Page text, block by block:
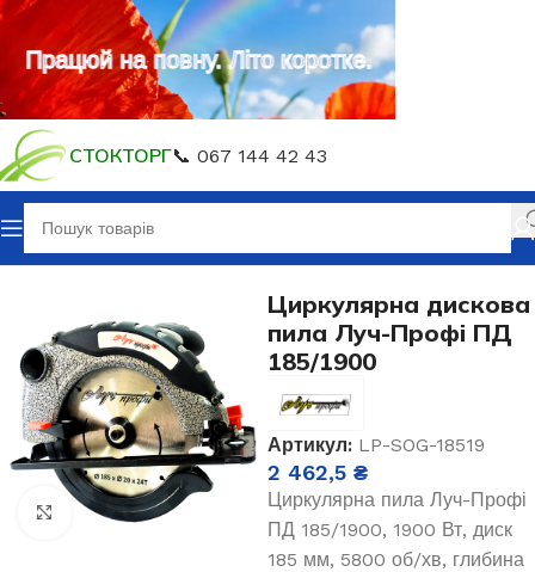
СТОКТОРГ📞 067 144 42 43
Головна Електроінструмент
Клацніть, щоб збільшити
Циркулярна дискова
пила Луч-Профі ПД
185/1900
Артикул: LP-SOG-18519
2 462,5 ₴
Циркулярна пила Луч-Профі
ПД 185/1900, 1900 Вт, диск
185 мм, 5800 об/хв, глибина
Працюй на повну. Літо коротке.